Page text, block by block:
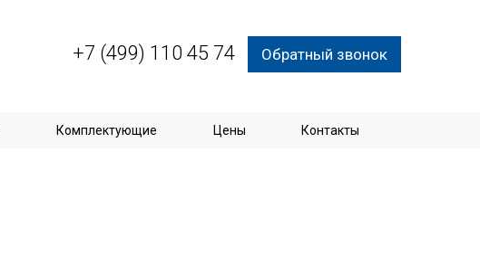
+7 (499) 110 45 74 Обратный звонок
Комплектующие Цены Контакты